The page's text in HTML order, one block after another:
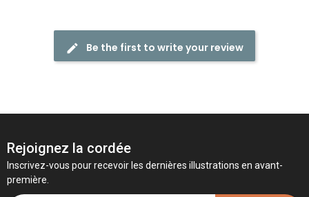
Be the first to write your review
Rejoignez la cordée
Inscrivez-vous pour recevoir les dernières illustrations en avant-
première.